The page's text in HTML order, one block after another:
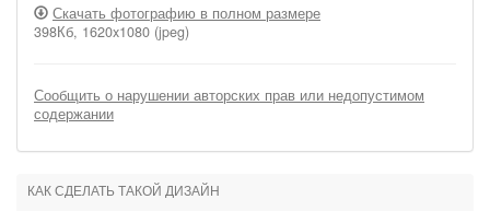
Скачать фотографию в полном размере
398Кб, 1620x1080 (jpeg)
Сообщить о нарушении авторских прав или недопустимом
содержании
КАК СДЕЛАТЬ ТАКОЙ ДИЗАЙН